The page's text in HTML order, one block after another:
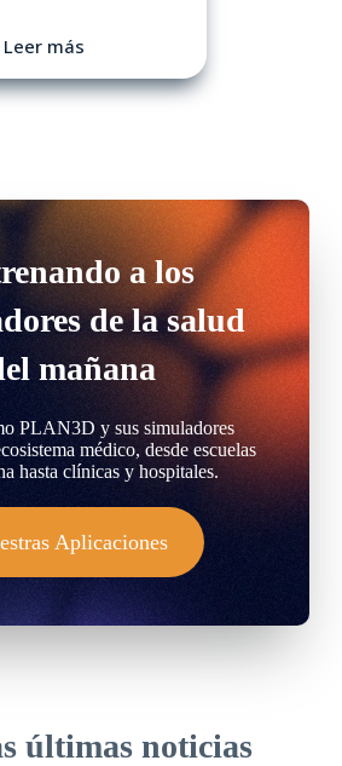
Leer más
a los
de la salud
mañana
PLAN3D y sus simuladores
médico, desde escuelas
hasta clínicas y hospitales.
Aplicaciones
últimas noticias